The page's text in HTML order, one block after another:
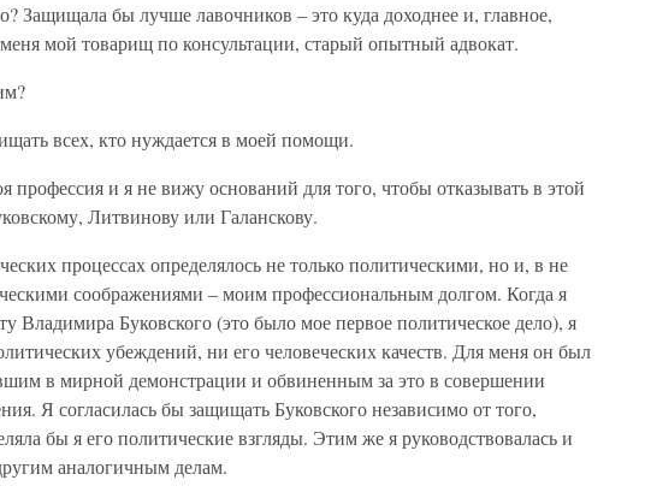
Защищала бы лучше лавочников – это куда доходнее и, главное,
мой товарищ по консультации, старый опытный адвокат.
всех, кто нуждается в моей помощи.
профессия и я не вижу оснований для того, чтобы отказывать в этой
Литвинову или Галанскову.
процессах определялось не только политическими, но и, в не
соображениями – моим профессиональным долгом. Когда я
Владимира Буковского (это было мое первое политическое дело), я
убеждений, ни его человеческих качеств. Для меня он был
в мирной демонстрации и обвиненным за это в совершении
Я согласилась бы защищать Буковского независимо от того,
бы я его политические взгляды. Этим же я руководствовалась и
аналогичным делам.